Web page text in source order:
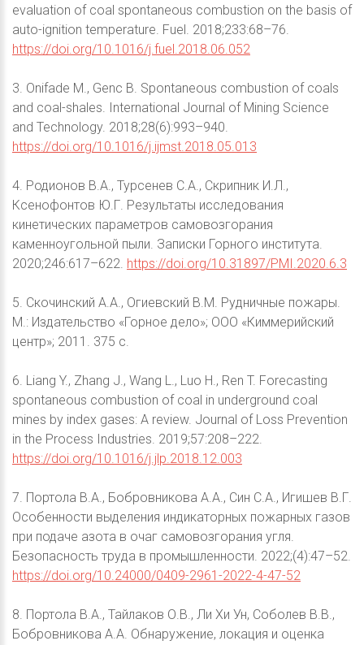
evaluation of coal spontaneous combustion on the basis of
auto-ignition temperature. Fuel. 2018;233:68–76.
https://doi.org/10.1016/j.fuel.2018.06.052
3. Onifade M., Genc B. Spontaneous combustion of coals
and coal-shales. International Journal of Mining Science
and Technology. 2018;28(6):993–940.
https://doi.org/10.1016/j.ijmst.2018.05.013
4. Родионов В.А., Турсенев С.А., Скрипник И.Л.,
Ксенофонтов Ю.Г. Результаты исследования
кинетических параметров самовозгорания
каменноугольной пыли. Записки Горного института.
2020;246:617–622. https://doi.org/10.31897/PMI.2020.6.3
5. Скочинский А.А., Огиевский В.М. Рудничные пожары.
М.: Издательство «Горное дело»; ООО «Киммерийский
центр»; 2011. 375 с.
6. Liang Y., Zhang J., Wang L., Luo H., Ren T. Forecasting
spontaneous combustion of coal in underground coal
mines by index gases: A review. Journal of Loss Prevention
in the Process Industries. 2019;57:208–222.
https://doi.org/10.1016/j.jlp.2018.12.003
7. Портола В.А., Бобровникова А.А., Син С.А., Игишев В.Г.
Особенности выделения индикаторных пожарных газов
при подаче азота в очаг самовозгорания угля.
Безопасность труда в промышленности. 2022;(4):47–52.
https://doi.org/10.24000/0409-2961-2022-4-47-52
8. Портола В.А., Тайлаков О.В., Ли Хи Ун, Соболев В.В.,
Бобровникова А.А. Обнаружение, локация и оценка